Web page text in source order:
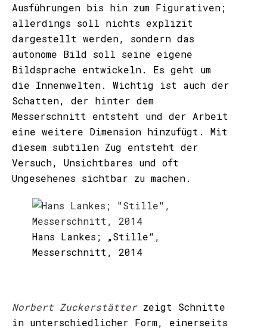
Ausführungen bis hin zum Figurativen;
allerdings soll nichts explizit
dargestellt werden, sondern das
autonome Bild soll seine eigene
Bildsprache entwickeln. Es geht um
die Innenwelten. Wichtig ist auch der
Schatten, der hinter dem
Messerschnitt entsteht und der Arbeit
eine weitere Dimension hinzufügt. Mit
diesem subtilen Zug entsteht der
Versuch, Unsichtbares und oft
Ungesehenes sichtbar zu machen.
Hans Lankes; „Stille“,
Messerschnitt, 2014
Norbert Zuckerstätterzeigt Schnitte
in unterschiedlicher Form, einerseits